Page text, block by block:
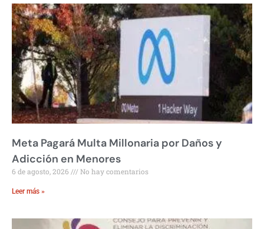
Meta Pagará Multa Millonaria por Daños y
Adicción en Menores
6 de agosto, 2026 No hay comentarios
Leer más »